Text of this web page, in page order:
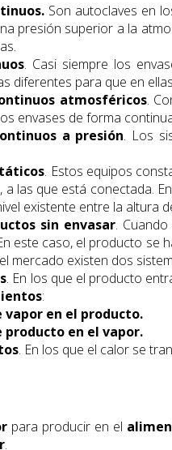
Son autoclaves en
presión superior a la
. Casi siempre los
diferentes para que en
atmosféricos.
envases de forma
a presión. Los
. Estos equipos
las que está conectada.
existente entre la altura
sin envasar.
este caso, el producto se
mercado existen dos
. En los que el producto
:
vapor en el producto.
producto en el vapor.
. En los que el calor se
para producir en el
.